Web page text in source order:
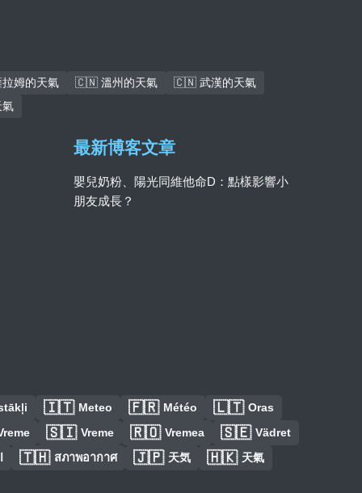
姆的天氣 🇨🇳 溫州的天氣
🇨🇳 武漢的天氣
最新博客文章
嬰兒奶粉、陽光同維他命D：點樣影響小
朋友成長？
🇮🇹 Meteo 🇫🇷 Météo 🇱🇹 Oras
🇸🇮 Vreme 🇷🇴 Vremea 🇸🇪 Vädret
🇹🇭 สภาพอากาศ 🇯🇵 天気 🇭🇰 天氣